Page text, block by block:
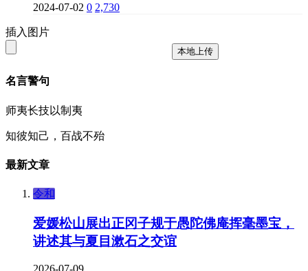
2024-07-02 0 2,730
插入图片
本地上传
名言警句
师夷长技以制夷
知彼知己，百战不殆
最新文章
令和
爱媛松山展出正冈子规于愚陀佛庵挥毫墨宝，
讲述其与夏目漱石之交谊